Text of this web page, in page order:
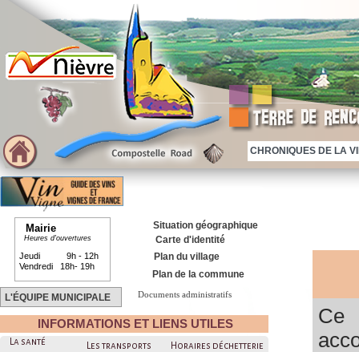
Ce
L'ÉQUIPE MUNICIPALE
Les transports
Horaires déchetterie
La santé
Documents administratifs
Mairie
Heures d'ouvertures
Jeudi 9h - 12h
Vendredi 18h- 19h
INFORMATIONS ET LIENS UTILES
Plan de la commune
Plan du village
Carte d'identité
Situation géographique
CHRONIQUES DE LA